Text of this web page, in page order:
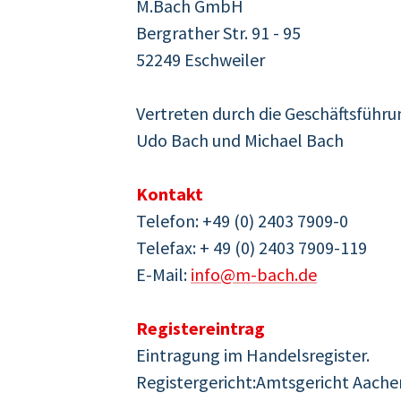
M.Bach GmbH
Bergrather Str. 91 - 95
52249 Eschweiler
Vertreten durch die
Udo Bach und Michael Bach
Kontakt
Telefon: +49 (0) 2403 7909-0
Telefax: + 49 (0) 2403 7909-119
E-Mail: info@m-bach.de
Registereintrag
Eintragung im Handelsregister.
Registergericht:Amtsgericht